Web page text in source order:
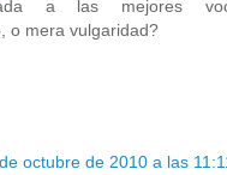
a las mejores
o mera vulgaridad?
octubre de 2010 a las